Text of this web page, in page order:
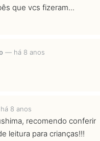
que vcs fizeram...
— há 8 anos
há 8 anos
recomendo conferir
leitura para crianças!!!